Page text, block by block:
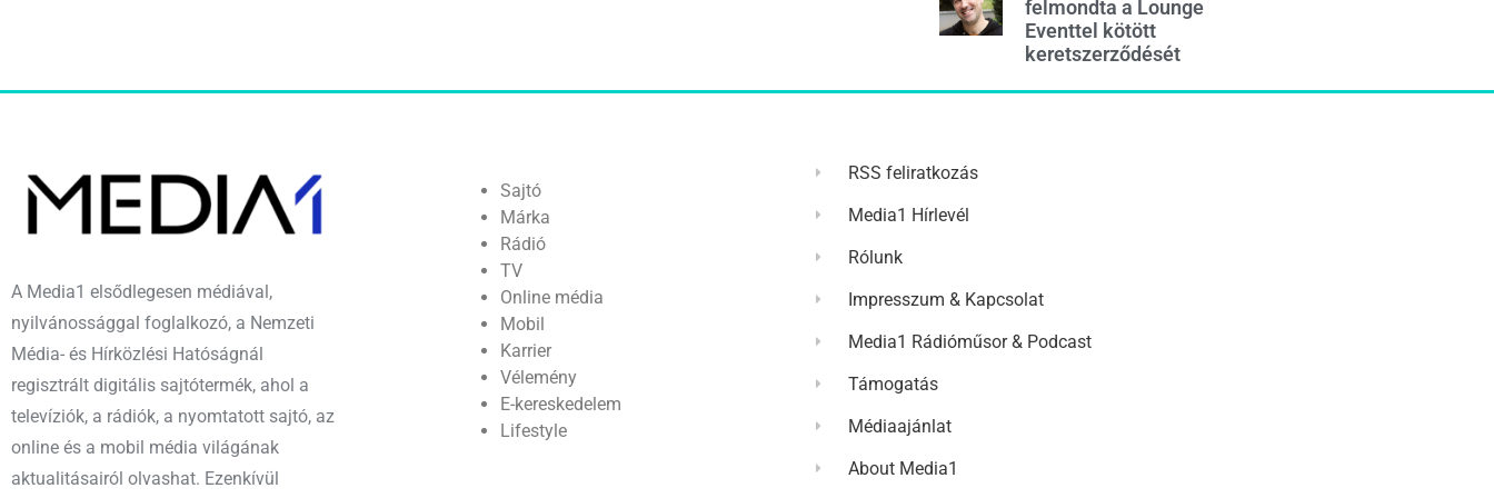
felmondta a Lounge
Eventtel kötött
keretszerződését
A Media1 elsődlegesen médiával,
nyilvánossággal foglalkozó, a Nemzeti
Média- és Hírközlési Hatóságnál
regisztrált digitális sajtótermék, ahol a
televíziók, a rádiók, a nyomtatott sajtó, az
online és a mobil média világának
aktualitásairól olvashat. Ezenkívül
Sajtó
Márka
Rádió
TV
Online média
Mobil
Karrier
Vélemény
E-kereskedelem
Lifestyle
RSS feliratkozás
Media1 Hírlevél
Rólunk
Impresszum & Kapcsolat
Media1 Rádióműsor & Podcast
Támogatás
Médiaajánlat
About Media1